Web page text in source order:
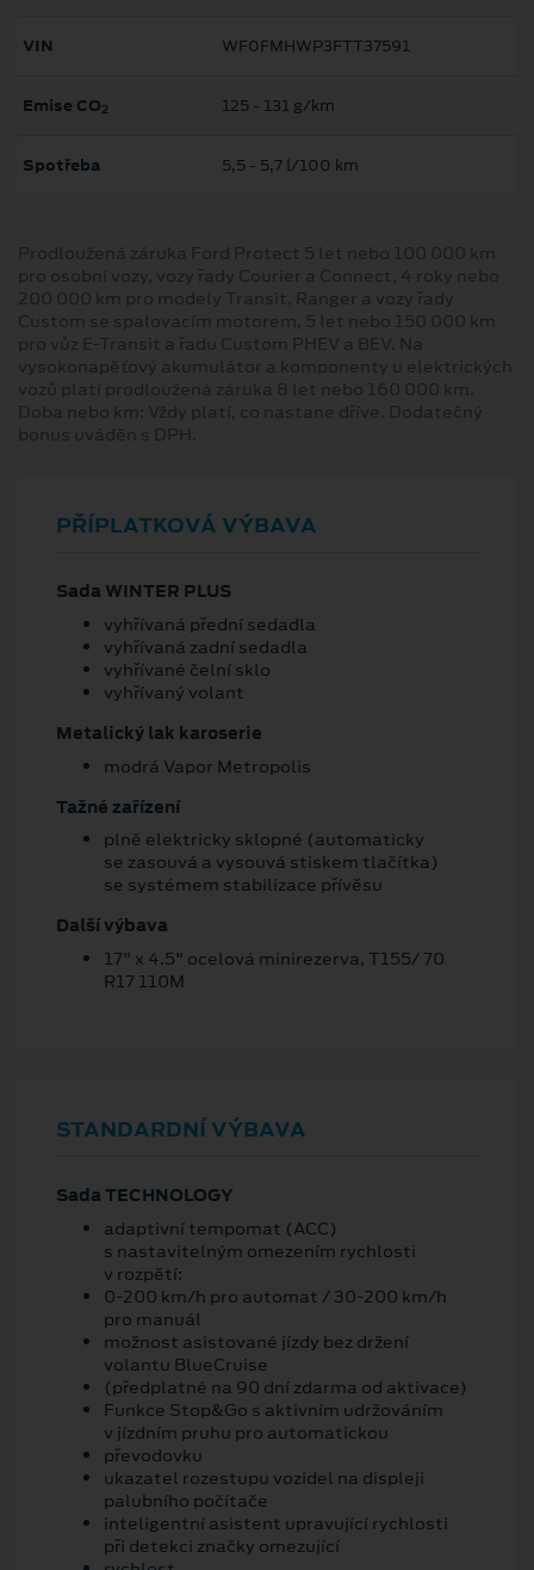
VIN WF0FMHWP3FTT37591
Emise CO2 125 ‐ 131 g/km
Spotřeba 5,5 ‐ 5,7 l/100 km
Prodloužená záruka Ford Protect 5 let nebo 100 000 km
pro osobní vozy, vozy řady Courier a Connect, 4 roky nebo
200 000 km pro modely Transit, Ranger a vozy řady
Custom se spalovacím motorem, 5 let nebo 150 000 km
pro vůz E-Transit a řadu Custom PHEV a BEV. Na
vysokonapěťový akumulátor a komponenty u elektrických
vozů platí prodloužená záruka 8 let nebo 160 000 km.
Doba nebo km: Vždy platí, co nastane dříve. Dodatečný
bonus uváděn s DPH.
PŘÍPLATKOVÁ VÝBAVA
Sada WINTER PLUS
vyhřívaná přední sedadla
vyhřívaná zadní sedadla
vyhřívané čelní sklo
vyhřívaný volant
Metalický lak karoserie
modrá Vapor Metropolis
Tažné zařízení
plně elektricky sklopné (automaticky
se zasouvá a vysouvá stiskem tlačítka)
se systémem stabilizace přívěsu
Další výbava
17" x 4.5" ocelová minirezerva, T155/ 70
R17 110M
STANDARDNÍ VÝBAVA
Sada TECHNOLOGY
adaptivní tempomat (ACC)
s nastavitelným omezením rychlosti
v rozpětí:
0-200 km/h pro automat / 30-200 km/h
pro manuál
možnost asistované jízdy bez držení
volantu BlueCruise
(předplatné na 90 dní zdarma od aktivace)
Funkce Stop&Go s aktivním udržováním
v jízdním pruhu pro automatickou
převodovku
ukazatel rozestupu vozidel na displeji
palubního počítače
inteligentní asistent upravující rychlosti
při detekci značky omezující